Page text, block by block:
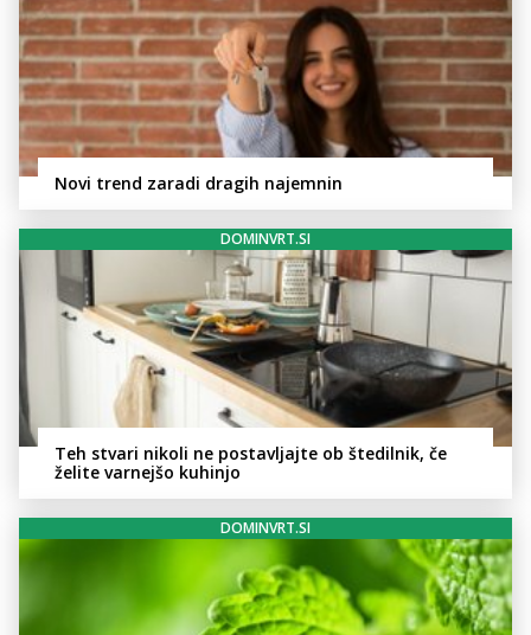
Novi trend zaradi dragih najemnin
DOMINVRT.SI
Teh stvari nikoli ne postavljajte ob štedilnik, če
želite varnejšo kuhinjo
DOMINVRT.SI